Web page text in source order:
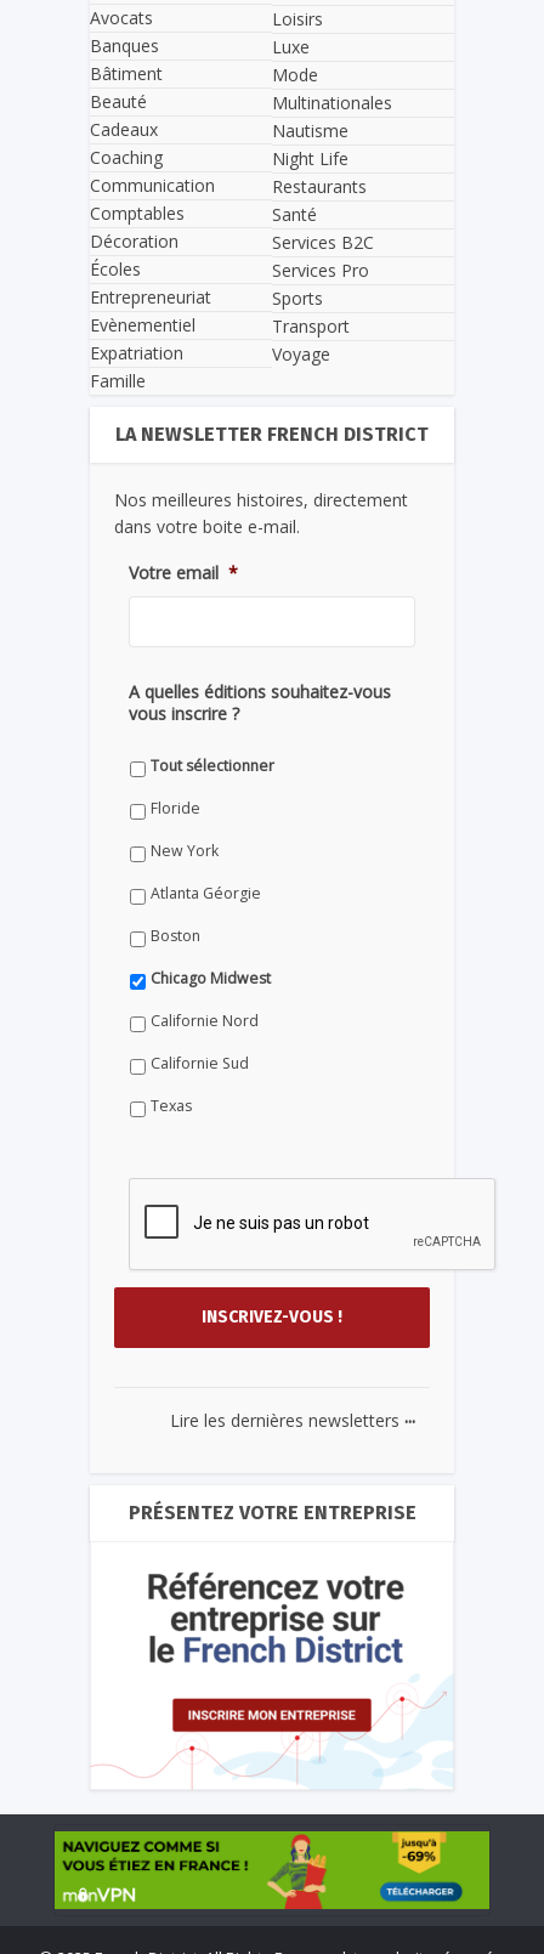
Avocats
Banques
Bâtiment
Beauté
Cadeaux
Coaching
Communication
Comptables
Décoration
Écoles
Entrepreneuriat
Evènementiel
Expatriation
Famille
Loisirs
Luxe
Mode
Multinationales
Nautisme
Night Life
Restaurants
Santé
Services B2C
Services Pro
Sports
Transport
Voyage
LA NEWSLETTER FRENCH DISTRICT
Nos meilleures histoires, directement
dans votre boite e-mail.
Votre email *
A quelles éditions souhaitez-vous
vous inscrire ?
Tout sélectionner
Floride
New York
Atlanta Géorgie
Boston
Chicago Midwest
Californie Nord
Californie Sud
Texas
Lire les dernières newsletters ...
PRÉSENTEZ VOTRE ENTREPRISE